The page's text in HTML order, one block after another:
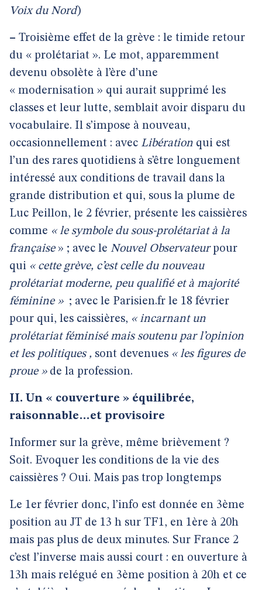
Voix du Nord)
– Troisième effet de la grève : le timide retour
du « prolétariat ». Le mot, apparemment
devenu obsolète à l’ère d’une
« modernisation » qui aurait supprimé les
classes et leur lutte, semblait avoir disparu du
vocabulaire. Il s’impose à nouveau,
occasionnellement : avec Libération qui est
l’un des rares quotidiens à s’être longuement
intéressé aux conditions de travail dans la
grande distribution et qui, sous la plume de
Luc Peillon, le 2 février, présente les caissières
comme « le symbole du sous-prolétariat à la
française» ; avec le Nouvel Observateurpour
qui « cette grève, c’est celle du nouveau
prolétariat moderne, peu qualifié et à majorité
féminine » ; avec le Parisien.fr le 18 février
pour qui, les caissières, « incarnant un
prolétariat féminisé mais soutenu par l’opinion
et les politiques , sont devenues « les figures de
proue » de la profession.
II. Un « couverture » équilibrée,
raisonnable…et provisoire
Informer sur la grève, même brièvement ?
Soit. Evoquer les conditions de la vie des
caissières ? Oui. Mais pas trop longtemps
Le 1er février donc, l’info est donnée en 3ème
position au JT de 13 h sur TF1, en 1ère à 20h
mais pas plus de deux minutes. Sur France 2
c’est l’inverse mais aussi court : en ouverture à
13h mais relégué en 3ème position à 20h et ce